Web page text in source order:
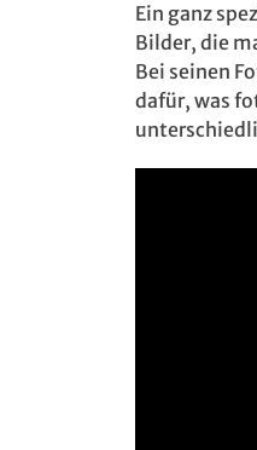
Ein ganz
Bilder, die
Bei seinen
dafür, was